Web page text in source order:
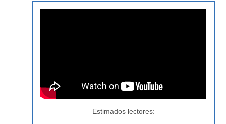
Estimados lectores: